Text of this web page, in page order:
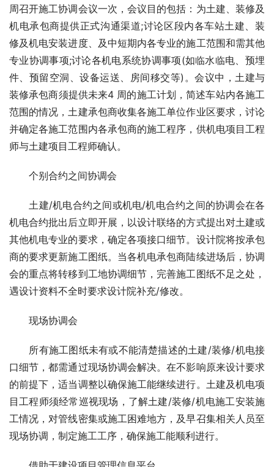
周召开施工协调会议一次，会议目的包括：为土建、装修及
机电承包商提供正式沟通渠道;讨论区段内各车站土建、装
修及机电安装进度、及中短期内各专业的施工范围和需其他
专业协调事项;讨论各机电系统协调事项(如临水临电、预埋
件、预留空洞、设备运送、房间移交等)。会议中，土建与
装修承包商须提供未来4 周的施工计划，简述车站内各施工
范围的情况，土建承包商收集各施工单位作业区要求，讨论
并确定各施工范围内各承包商的施工程序 ，供机电项目工程
师与土建项目工程师确认。
个别合约之间协调会
土建/机电合约之间或机电/机电合约之间的协调会在各
机电合约批出后立即开展，以设计联络的方式提出对土建或
其他机电专业的要求，确定各项接口细节。设计院将按承包
商的要求更新施工图纸。当各机电承包商陆续进场后，协调
会的重点将转移到工地协调细节，完善施工图纸不足之处，
遇设计资料不全时要求设计院补充/修改。
现场协调会
所有施工图纸未有或不能清楚描述的土建/装修/机电接
口细节，都需通过现场协调会解决。在不影响原来设计要求
的前提下，适当调整以确保施工能继续进行。土建及机电项
目工程师须经常巡视现场，了解土建/装修/机电施工安装施
工情况，对管线密集或施工困难地方，及早召集相关人员至
现场协调，制定施工工序，确保施工能顺利进行。